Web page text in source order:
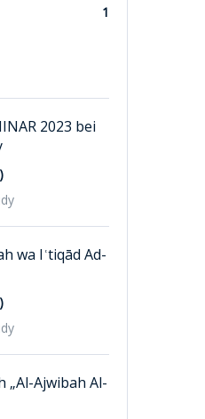
1
2023 bei
wa Iʿtiqād Ad-
„Al-Ajwibah Al-